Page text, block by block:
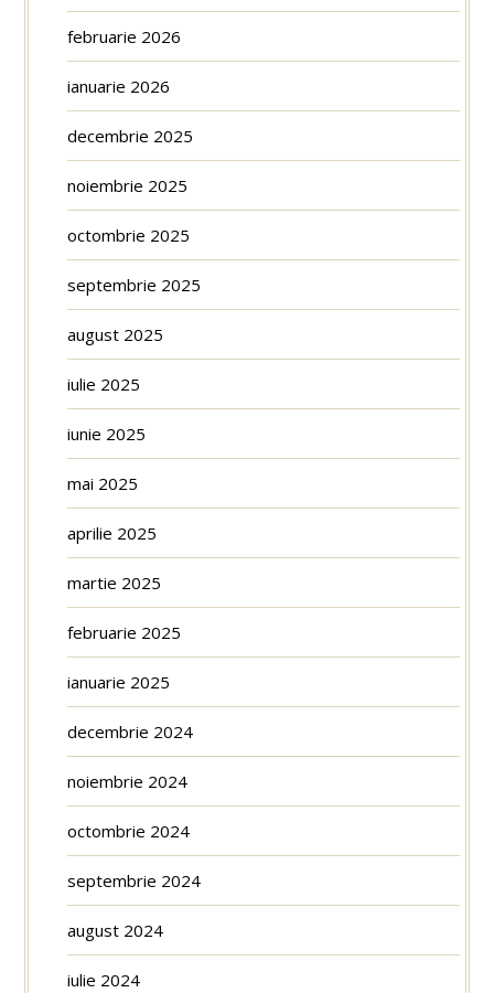
februarie 2026
ianuarie 2026
decembrie 2025
noiembrie 2025
octombrie 2025
septembrie 2025
august 2025
iulie 2025
iunie 2025
mai 2025
aprilie 2025
martie 2025
februarie 2025
ianuarie 2025
decembrie 2024
noiembrie 2024
octombrie 2024
septembrie 2024
august 2024
iulie 2024